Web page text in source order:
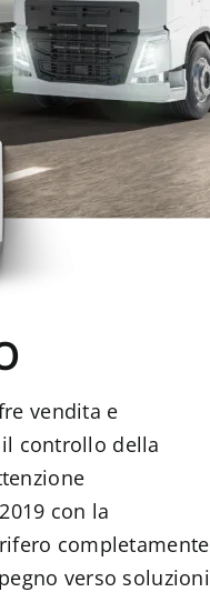
vendita e
controllo della
con la
completamente
verso soluzioni